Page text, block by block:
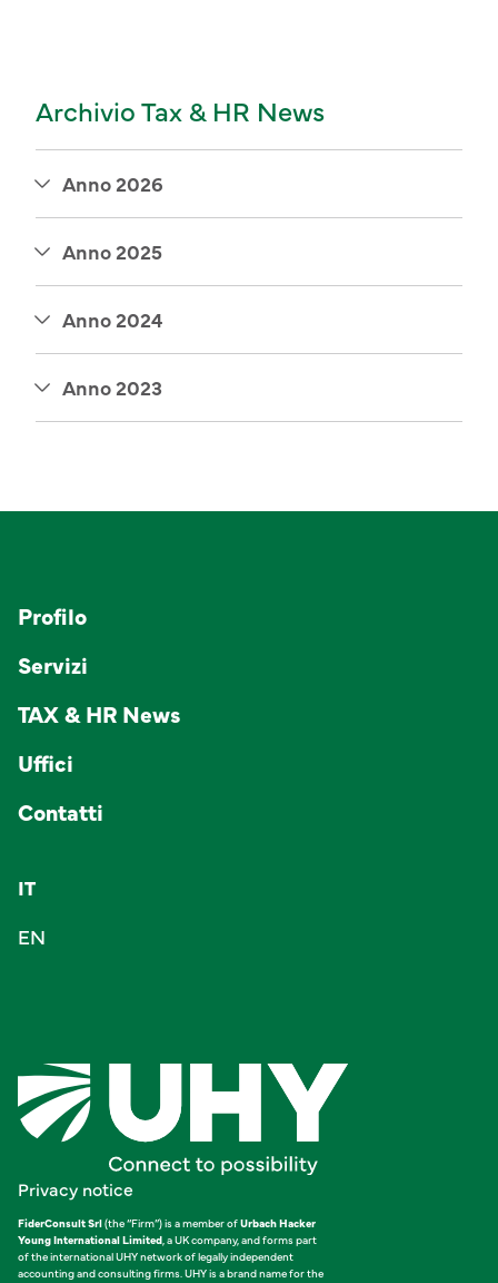
Archivio Tax & HR News
Anno 2026
Anno 2025
Anno 2024
Anno 2023
Profilo
Servizi
TAX & HR News
Uffici
Contatti
IT
EN
Privacy notice
FiderConsult Srl(the “Firm”) is a member ofUrbach Hacker
Young International Limited , a UK company, and forms part
of the international UHY network of legally independent
accounting and consulting firms. UHY is a brand name for the